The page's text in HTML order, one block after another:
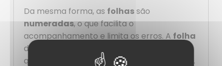
Da mesma forma, as folhassão
numeradas, o que facilita o
acompanhamento e limita os erros. A folha
de proteção integrada garante uma boa
qualidade de cópia do início ao fim do bloco.